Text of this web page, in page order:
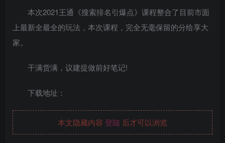
本次2021王通《搜索排名引爆点》课程整合了目前市面
上最新全最全的玩法，本次课程，完全无毫保留的分给享大
家。
干满货满，议建提做前好笔记!
下载地址：
本文隐藏内容 登陆 后才可以浏览